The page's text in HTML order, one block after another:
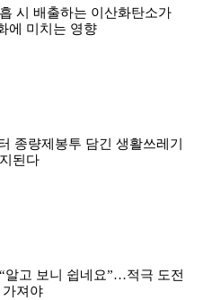
시 배출하는 이산화탄소가
에 미치는 영향
종량제봉투 담긴 생활쓰레기
된다
알고 보니 쉽네요”…적극 도전
져야